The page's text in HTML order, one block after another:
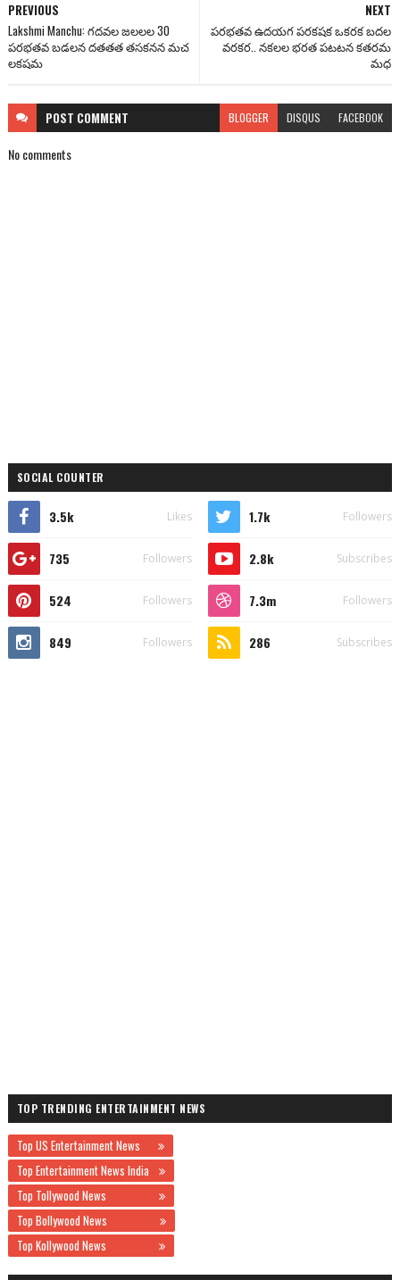
NEXT
పరభతవ ఉదయగ పరకషక ఒకరక బదల
వరకర.. నకలల భరత పటటన కతరమ
మధ
PREVIOUS
Lakshmi Manchu: గదవల జలలల 30
పరభతవ బడలన దతతత తసకనన మచ
లకషమ
POST COMMENT BLOGGER DISQUS FACEBOOK
No comments
SOCIAL COUNTER
3.5k Likes 1.7k Followers
735 Followers 2.8k Subscribes
524 Followers 7.3m Followers
849 Followers 286 Subscribes
TOP TRENDING ENTERTAINMENT NEWS
Top US Entertainment News
Top Entertainment News India
Top Tollywood News
Top Bollywood News
Top Kollywood News